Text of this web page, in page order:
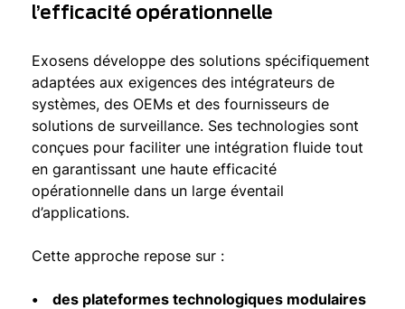
l’efficacité opérationnelle
Exosens développe des solutions spécifiquement
adaptées aux exigences des intégrateurs de
systèmes, des OEMs et des fournisseurs de
solutions de surveillance. Ses technologies sont
conçues pour faciliter une intégration fluide tout
en garantissant une haute efficacité
opérationnelle dans un large éventail
d’applications.
Cette approche repose sur :
• des plateformes technologiques modulaires